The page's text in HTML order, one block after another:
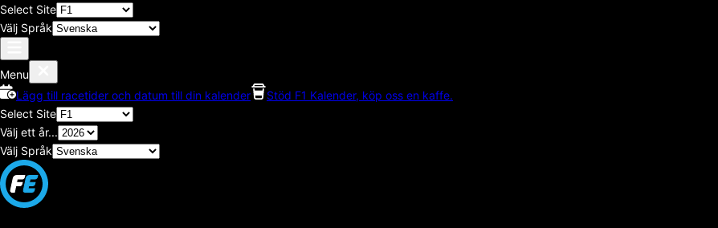
Select Site
Välj Språk
Menu
Lägg till racetider och datum till din kalender
Stöd F1 Kalender, köp oss en kaffe.
Select Site
Välj ett år...
Välj Språk